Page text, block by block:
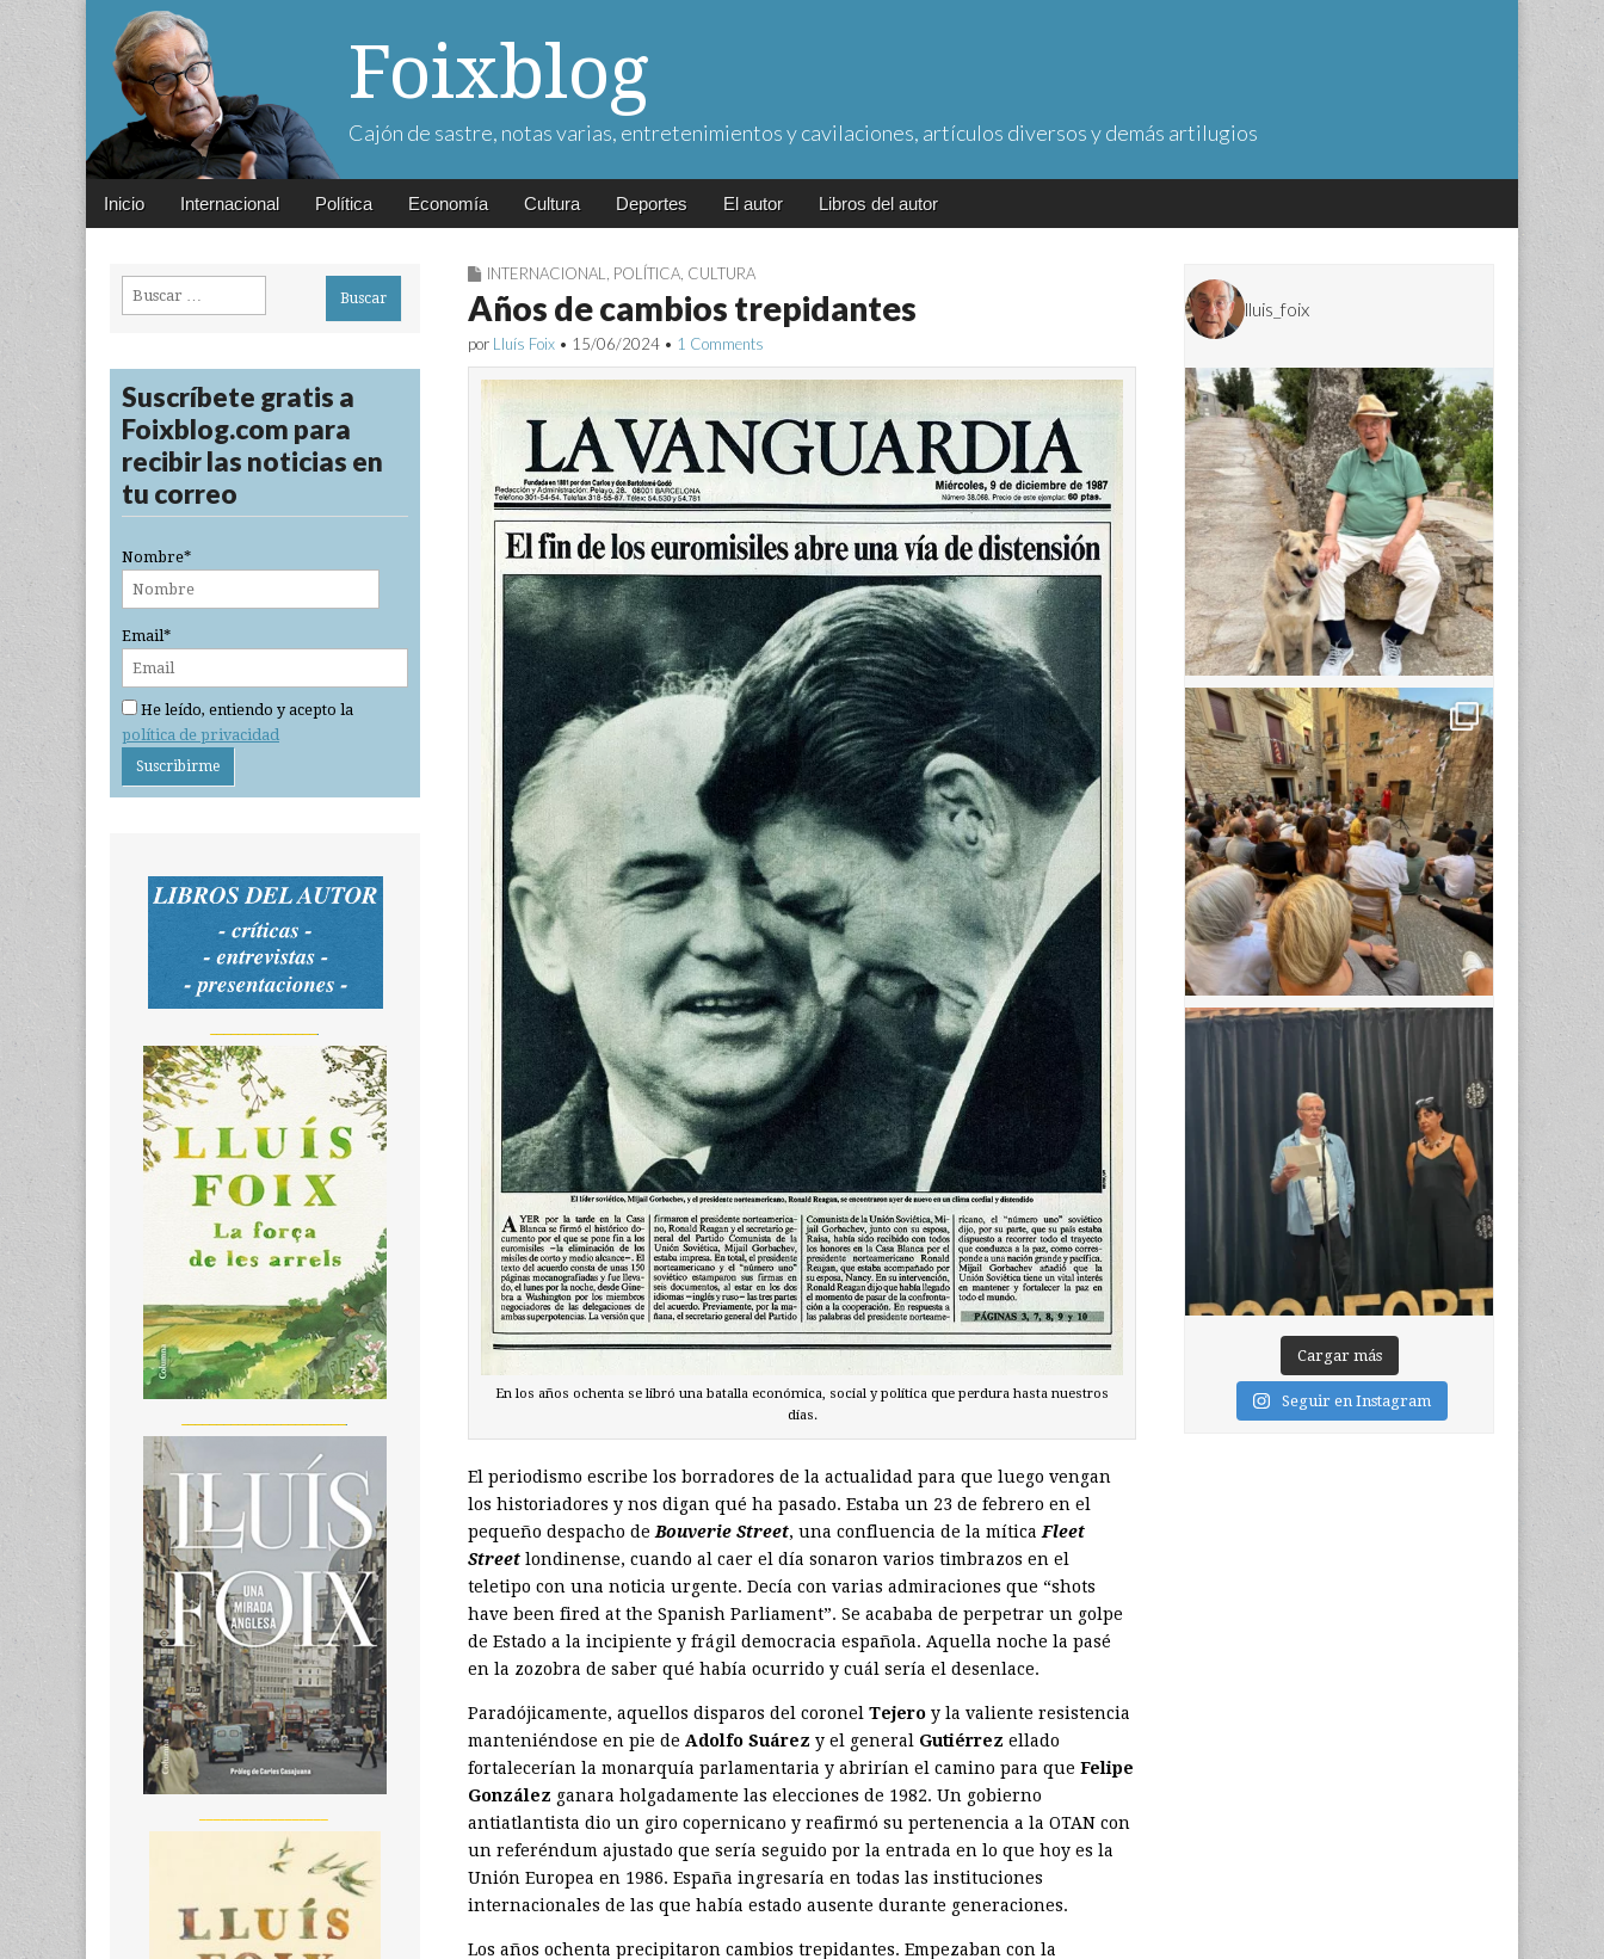
Foixblog
Cajón de sastre, notas varias, entretenimientos y cavilaciones, artículos diversos y demás artilugios
Main
Skip
Inicio Internacional Política Economía Cultura Deportes El autor Libros del autor
INTERNACIONAL POLÍTICA CULTURA
Años de cambios trepidantes
por Lluís Foix • 15/06/2024 • 1 Comments
En los años ochenta se libró una batalla económica, social y política que perdura hasta nuestros
días.
El periodismo escribe los borradores de la actualidad para que luego vengan
los historiadores y nos digan qué ha pasado. Estaba un 23 de febrero en el
pequeño despacho de Bouverie Street, una confluencia de la mítica Fleet
Street londinense, cuando al caer el día sonaron varios timbrazos en el
teletipo con una noticia urgente. Decía con varias admiraciones que “shots
have been fired at the Spanish Parliament”. Se acababa de perpetrar un golpe
de Estado a la incipiente y frágil democracia española. Aquella noche la pasé
en la zozobra de saber qué había ocurrido y cuál sería el desenlace.
Paradójicamente, aquellos disparos del coronel Tejero y la valiente resistencia
manteniéndose en pie de Adolfo Suárez y el general Gutiérrez ellado
fortalecerían la monarquía parlamentaria y abrirían el camino para que Felipe
González ganara holgadamente las elecciones de 1982. Un gobierno
antiatlantista dio un giro copernicano y reafirmó su pertenencia a la OTAN con
un referéndum ajustado que sería seguido por la entrada en lo que hoy es la
Unión Europea en 1986. España ingresaría en todas las instituciones
internacionales de las que había estado ausente durante generaciones.
Los años ochenta precipitaron cambios trepidantes. Empezaban con la
Buscar:
Suscríbete gratis a
Foixblog.com para
recibir las noticias en
tu correo
Nombre*
Email*
He leído, entiendo y acepto la
política de privacidad
lluis_foix
Cargar más
Seguir en Instagram